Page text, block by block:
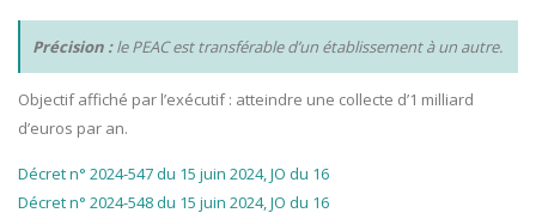
Précision :le PEAC est transférable d’un établissement à un autre.
Objectif affiché par l’exécutif : atteindre une collecte d’1 milliard
d’euros par an.
Décret n° 2024-547 du 15 juin 2024, JO du 16
Décret n° 2024-548 du 15 juin 2024, JO du 16